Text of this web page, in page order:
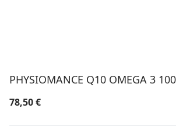
PHYSIOMANCE Q10 OMEGA 3
78,50€